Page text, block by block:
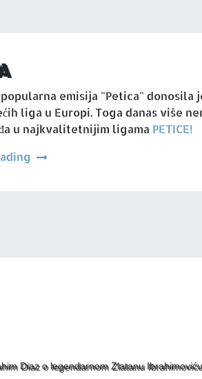
popularna emisija "Petica"
liga u Europi. Toga danas više
u najkvalitetnijim ligama PETICE!
Diaz o legendarnom Zlatanu